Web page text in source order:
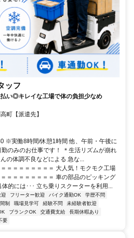
ッフ
い◎キレイな工場で体の負担少なめ
町【派遣先】
※実働8時間/休憩1時間 他、午前・午後に
のみのお仕事です！ ＊生活リズムが崩れ
の体調不良などによる 急な...
＝＝＝＝＝＝＝＝ 大人気！モクモク工場
＝＝＝＝＝＝＝＝ 車の部品のピッキング
的には･･･ 立ち乗りスクーターを利用...
フリーター歓迎 バイク通勤OK
学歴不問
制 職場見学可 経験不問
未経験者歓迎
ブランクOK 交通費支給
長期休暇あり
要